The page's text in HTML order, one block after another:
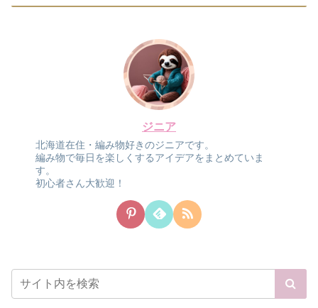
ジニア
北海道在住・編み物好きのジニアです。
編み物で毎日を楽しくするアイデアをまとめていま
す。
初心者さん大歓迎！